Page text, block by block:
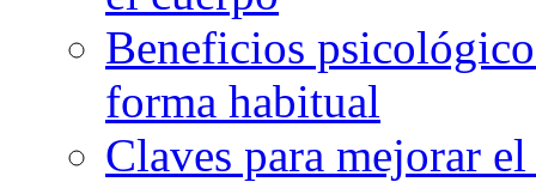
Beneficios
forma habitual
Claves para mejorar